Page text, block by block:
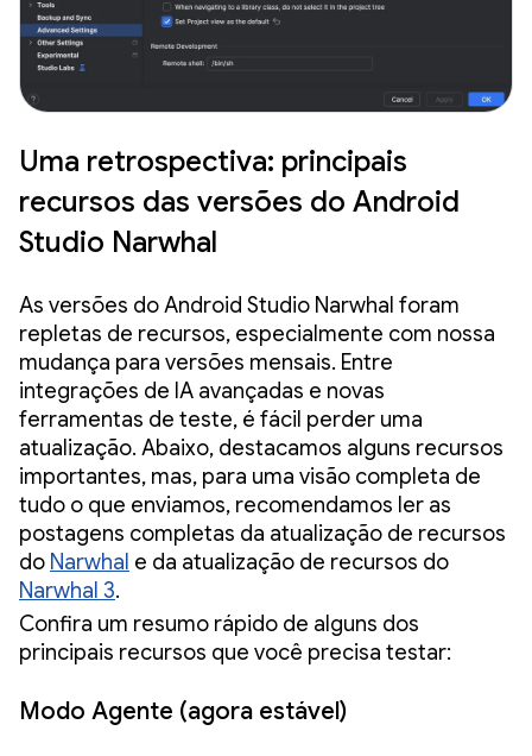
Uma retrospectiva: principais
recursos das versões do Android
Studio Narwhal
As versões do Android Studio Narwhal foram
repletas de recursos, especialmente com nossa
mudança para versões mensais. Entre
integrações de IA avançadas e novas
ferramentas de teste, é fácil perder uma
atualização. Abaixo, destacamos alguns recursos
importantes, mas, para uma visão completa de
tudo o que enviamos, recomendamos ler as
postagens completas da atualização de recursos
do Narwhal e da atualização de recursos do
Narwhal 3.
Confira um resumo rápido de alguns dos
principais recursos que você precisa testar:
Modo Agente (agora estável)